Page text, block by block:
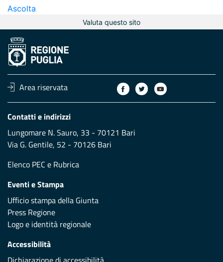
Ascolta
Valuta questo sito
Area riservata
Contatti e indirizzi
Lungomare N. Sauro, 33 - 70121 Bari
Via G. Gentile, 52 - 70126 Bari
Elenco PEC e Rubrica
Eventi e Stampa
Ufficio stampa della Giunta
Press Regione
Logo e identità regionale
Accessibilità